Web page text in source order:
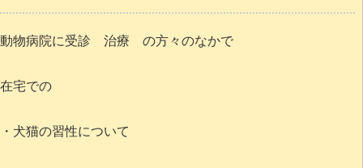
動物病院に受診 治療 の方々のなかで
在宅での
・犬猫の習性について